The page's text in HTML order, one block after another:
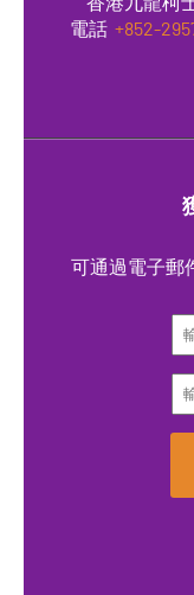
電話 +852-
可通過電子郵